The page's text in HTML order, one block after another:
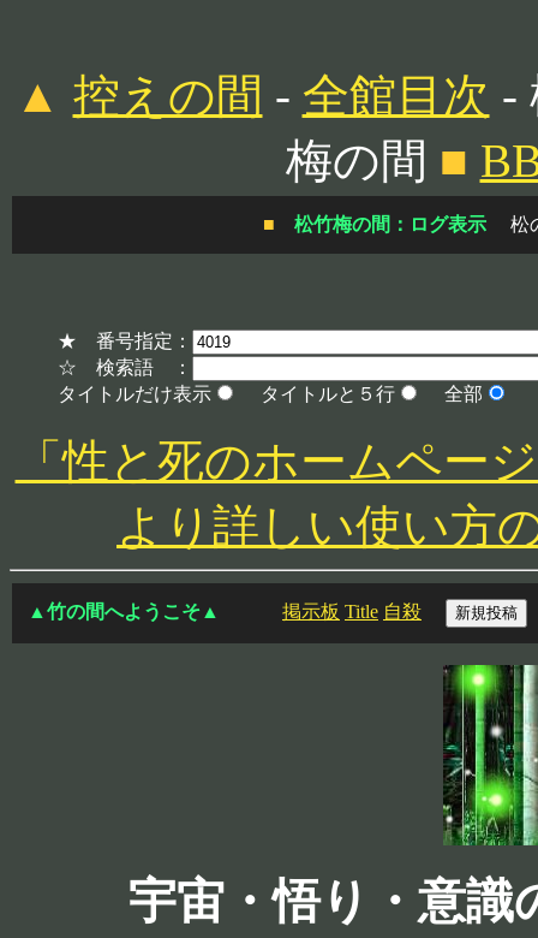
▲ 控えの間 - 全館目次 -
梅の間 ■
■ 松竹梅の間：ログ表示 松
★ 番号指定：
☆ 検索語 ：
タイトルだけ表示
タイトルと５行 全部
「性と死のホームペー
より詳しい使い方
▲竹の間へようこそ▲ 掲示板 Title 自殺
宇宙・悟り・意識